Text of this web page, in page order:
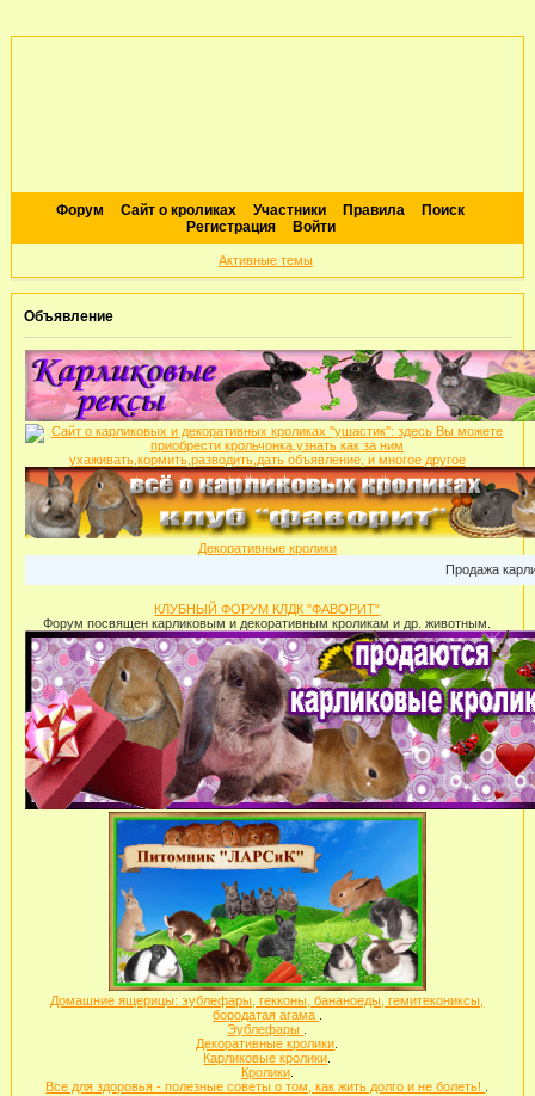
Форум Сайт о кроликах Участники Правила
Поиск
Регистрация
Войти
Активные темы
Объявление
Декоративные кролики
Продажа карликовых
КЛУБНЫЙ ФОРУМ КЛДК "ФАВОРИТ"
Форум посвящен карликовым и декоративным кроликам и др. животным.
Домашние ящерицы: эублефары, гекконы, бананоеды, гемитекониксы,
бородатая агама
Эублефары
Декоративные кролики
Карликовые кролики
Кролики.
Все для здоровья - полезные советы о том, как жить долго и не болеть!